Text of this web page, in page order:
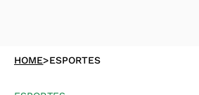
HOME>ESPORTES